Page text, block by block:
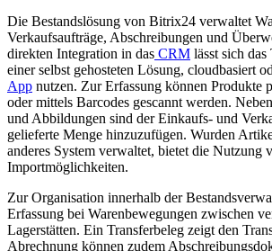
Die Bestandslösung von Bitrix24 verwaltet
Verkaufsaufträge, Abschreibungen und
direkten Integration in das CRM lässt sich
einer selbst gehosteten Lösung, cloudbasiert
App nutzen. Zur Erfassung können Produkte
oder mittels Barcodes gescannt werden.
und Abbildungen sind der Einkaufs- und
gelieferte Menge hinzuzufügen. Wurden
anderes System verwaltet, bietet die Nutzung
Importmöglichkeiten.
Zur Organisation innerhalb der
Erfassung bei Warenbewegungen zwischen
Lagerstätten. Ein Transferbeleg zeigt den
Abrechnung können zudem